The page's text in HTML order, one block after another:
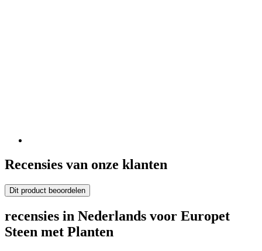
Recensies van onze klanten
Dit product beoordelen
recensies in Nederlands voor Europet
Steen met Planten